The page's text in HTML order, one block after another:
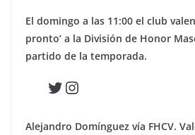
El domingo a las 11:00 el club
pronto’ a la División de Honor
partido de la temporada.
Twitter
Instagram
Alejandro Domínguez vía FHCV.